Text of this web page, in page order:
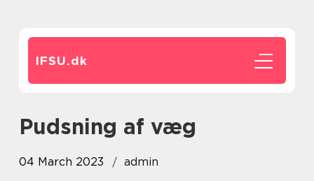
IFSU.dk
Pudsning af væg
04 March 2023 admin